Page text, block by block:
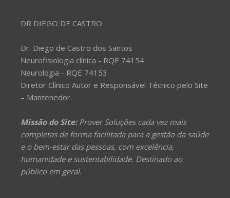
DR DIEGO DE CASTRO
Dr. Diego de Castro dos Santos
Neurofisiologia clínica - RQE 74154
Neurologia - RQE 74153
Diretor Clínico Autor e Responsável Técnico pelo Site
– Mantenedor.
Missão do Site:Prover Soluções cada vez mais
completas de forma facilitada para a gestão da saúde
e o bem-estar das pessoas, com excelência,
humanidade e sustentabilidade. Destinado ao
público em geral.